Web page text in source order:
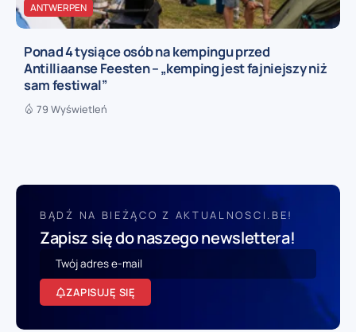
ANTWERPEN
Ponad 4 tysiące osób na kempingu przed
Antilliaanse Feesten – „kemping jest fajniejszy niż
sam festiwal”
79 Wyświetleń
BĄDŹ NA BIEŻĄCO Z AKTUALNOSCI.BE!
Zapisz się do naszego newslettera!
ZAPISUJĘ SIĘ